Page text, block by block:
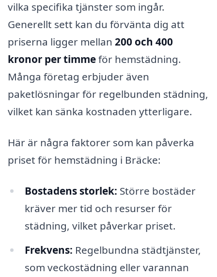
vilka specifika tjänster som ingår.
Generellt sett kan du förvänta dig att
priserna ligger mellan 200 och 400
kronor per timmeför hemstädning.
Många företag erbjuder även
paketlösningar för regelbunden städning,
vilket kan sänka kostnaden ytterligare.
Här är några faktorer som kan påverka
priset för hemstädning i Bräcke:
Bostadens storlek: Större bostäder
kräver mer tid och resurser för
städning, vilket påverkar priset.
Frekvens: Regelbundna städtjänster,
som veckostädning eller varannan